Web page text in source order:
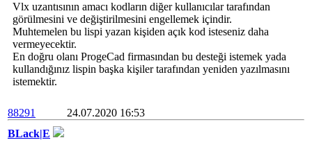
Vlx uzantısının amacı kodların diğer kullanıcılar tarafından
görülmesini ve değiştirilmesini engellemek içindir.
Muhtemelen bu lispi yazan kişiden açık kod isteseniz daha
vermeyecektir.
En doğru olanı ProgeCad firmasından bu desteği istemek yada
kullandığınız lispin başka kişiler tarafından yeniden yazılmasını
istemektir.
88291
24.07.2020 16:53
BLack|E